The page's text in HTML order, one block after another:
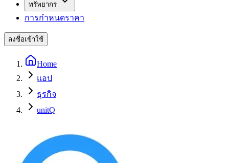
ทรัพยากร
การกำหนดราคา
ลงชื่อเข้าใช้
Home
แอป
ธุรกิจ
unitQ